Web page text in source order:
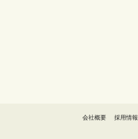
会社概要 採用情報